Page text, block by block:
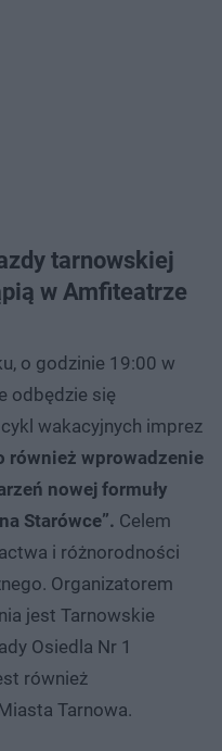
tarnowskiej
w Amfiteatrze
o godzinie 19:00 w
odbędzie się
wakacyjnych imprez
również wprowadzenie
nowej formuły
Starówce”. Celem
i różnorodności
Organizatorem
jest Tarnowskie
Osiedla Nr 1
również
Tarnowa.